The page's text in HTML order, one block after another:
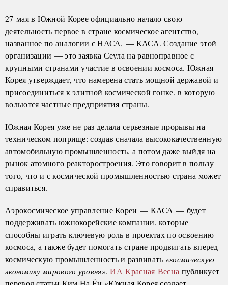
27 мая в Южной Корее официально начало свою
деятельность первое в стране космическое агентство,
названное по аналогии с НАСА, — КАСА. Создание этой
организации — это заявка Сеула на равноправное с
крупными странами участие в освоении космоса. Южная
Корея утверждает, что намерена стать мощной державой и
присоединиться к элитной космической гонке, в которую
вольются частные предприятия страны.
Южная Корея уже не раз делала серьезные прорывы на
техническом поприще: создав сначала высококачественную
автомобильную промышленность, а потом даже выйдя на
рынок атомного реакторостроения. Это говорит в пользу
того, что и с космической промышленностью страна может
справиться.
Аэрокосмическое управление Кореи — КАСА — будет
поддерживать южнокорейские компании, которые
способны играть ключевую роль в проектах по освоению
космоса, а также будет помогать стране продвигать вперед
космическую промышленность и развивать «космическую
экономику мирового уровня».ИА Красная Весна публикует